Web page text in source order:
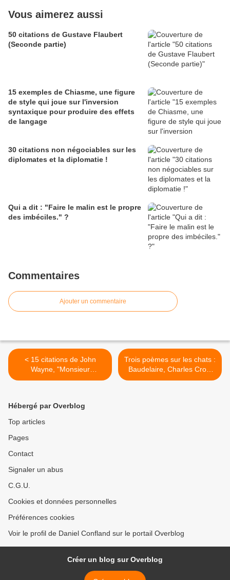
Vous aimerez aussi
50 citations de Gustave Flaubert
(Seconde partie)
15 exemples de Chiasme, une figure
de style qui joue sur l'inversion
syntaxique pour produire des effets
de langage
30 citations non négociables sur les
diplomates et la diplomatie !
Qui a dit : "Faire le malin est le propre
des imbéciles." ?
Commentaires
Ajouter un commentaire
< 15 citations de John
Wayne, "Monsieur
Western", et plus encore...
Trois poèmes sur les chats :
Baudelaire, Charles Cros,
José Luis Borges >
Hébergé par Overblog
Top articles
Pages
Contact
Signaler un abus
C.G.U.
Cookies et données personnelles
Préférences cookies
Voir le profil de Daniel Confland sur le portail Overblog
Créer un blog sur Overblog